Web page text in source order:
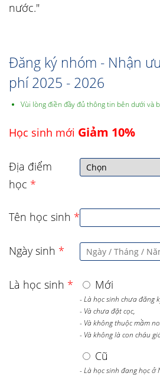
nước."
Đăng ký nhóm - Nhận
phí 2025 - 2026
Vùi lòng điền đầy đủ thông tin bên dưới và
Học sinh mới Giảm 10%
Địa điểm
học *
Tên học sinh *
Ngày sinh *
Là học sinh * Mới
- Là học sinh chưa đăng
- Và chưa đặt cọc,
- Và không thuộc mầm
- Và không là con cháu
Cũ
- Là học sinh đang học ở